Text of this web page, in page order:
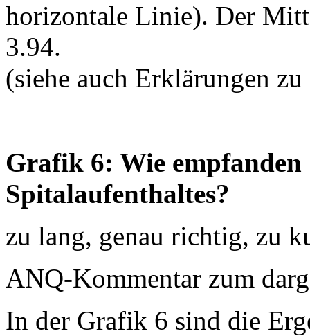
horizontale Linie). Der
3.94.
(siehe auch Erklärungen
Grafik 6: Wie empfanden
Spitalaufenthaltes?
zu lang, genau richtig, zu
ANQ-Kommentar zum
In der Grafik 6 sind die